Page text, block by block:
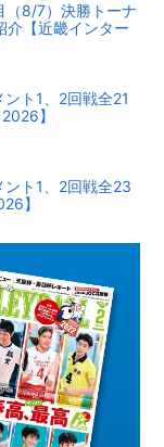
（8/7）決勝トーナ
介【近畿インター
ト1、2回戦全21
】
ト1、2回戦全23
】